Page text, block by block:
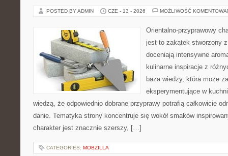
POSTED BY ADMIN CZE - 13 - 2026 MOŻLIWOŚĆ
Orientalno-przyprawowy
jest to zakątek stworzony
doceniają intensywne
kulinarne inspiracje z
baza wiedzy, która może
eksperymentujące w
wiedzą, że odpowiednio dobrane przyprawy potrafią całkowicie
danie. Tematyka strony koncentruje się wokół smaków
charakter jest znacznie szerszy, […]
CATEGORIES: MOBZILLA